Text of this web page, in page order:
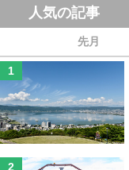
人気の記事
先月